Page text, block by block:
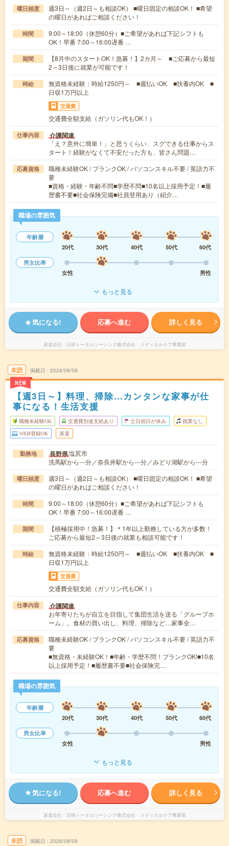
曜日頻度
週3日～（週2日～も相談OK） ■曜日固定の相談OK！ ■希望
の曜日があればご相談ください！
時間
9:00～18:00（休憩60分）■ご希望があれば下記シフトも
OK！早番 7:00～16:00遅番 …
期間
【8月中のスタートOK！急募！】2カ月～ ■ご応募から最短
2～3日後に就業が可能です！
時給
無資格未経験：時給1250円～ ■週払いOK ■扶養内OK ■
日収1万円以上
交通費
交通費全額支給（ガソリン代もOK！）
仕事内容 介護関連
「え？意外に簡単！」と思うくらい、スグできる仕事からス
タート！経験がなくて不安だった方も、皆さん問題…
応募資格
職種未経験OK / ブランクOK / パソコンスキル不要 / 英語力不
要
■資格・経験・年齢不問■学歴不問■10名以上採用予定！■履
歴書不要■社会保険完備■社員登用あり（紹介…
職場の雰囲気
年齢層
20代
30代 40代 50代
60代
男女比率
女性
男性
もっと見る
気になる! 応募へ進む 詳しく見る
派遣会社 日研トータルソーシング株式会社 メディカルケア事業部
未読
NEW
掲載日 2026/08/09
【週3日～】料理、掃除…カンタンな家事が仕
事になる！生活支援
職種未経験OK 交通費別途支給あり 土日祝日が休み 残業なし
WEB登録OK 派遣
勤務地 長野県塩尻市
洗馬駅から---分／奈良井駅から---分／みどり湖駅から---分
曜日頻度
週3日～（週2日～も相談OK） ■曜日固定の相談OK！ ■希望
の曜日があればご相談ください！
時間
9:00～18:00（休憩60分）■ご希望があれば下記シフトも
OK！早番 7:00～16:00遅番 …
期間
【積極採用中！急募！】＊1年以上勤務している方が多数！
ご応募から最短2～3日後の就業も相談可能です！
時給
無資格未経験：時給1250円～ ■週払いOK ■扶養内OK ■
日収1万円以上
交通費
交通費全額支給（ガソリン代もOK！）
仕事内容 介護関連
お年寄りたちが自立を目指して集団生活を送る「グループホ
ーム」。食材の買い出し、料理、掃除など…家事全…
応募資格
職種未経験OK / ブランクOK / パソコンスキル不要 / 英語力不
要
■無資格・未経験OK！■年齢・学歴不問！ブランクOK!■10名
以上採用予定！■履歴書不要■社会保険完…
職場の雰囲気
年齢層
20代
30代 40代 50代
60代
男女比率
女性
男性
もっと見る
気になる! 応募へ進む 詳しく見る
派遣会社 日研トータルソーシング株式会社 メディカルケア事業部
未読 掲載日 2026/08/09